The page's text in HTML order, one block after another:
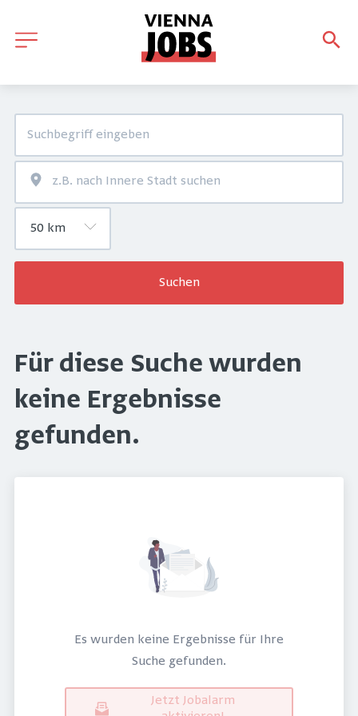
Suchen
Für diese Suche wurden
keine Ergebnisse
gefunden.
Es wurden keine Ergebnisse für Ihre
Suche gefunden.
Jetzt Jobalarm